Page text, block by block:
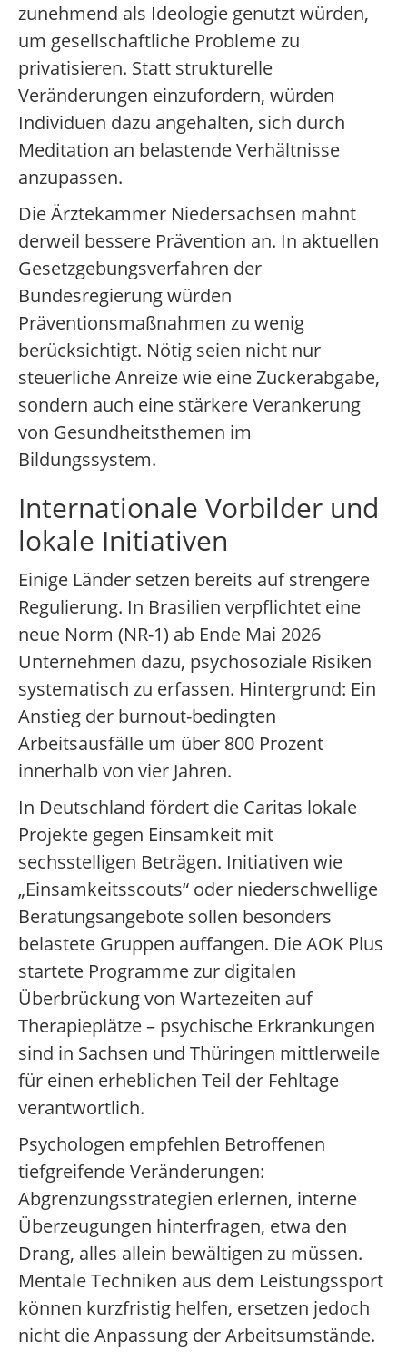
zunehmend als Ideologie genutzt würden,
um gesellschaftliche Probleme zu
privatisieren. Statt strukturelle
Veränderungen einzufordern, würden
Individuen dazu angehalten, sich durch
Meditation an belastende Verhältnisse
anzupassen.
Die Ärztekammer Niedersachsen mahnt
derweil bessere Prävention an. In aktuellen
Gesetzgebungsverfahren der
Bundesregierung würden
Präventionsmaßnahmen zu wenig
berücksichtigt. Nötig seien nicht nur
steuerliche Anreize wie eine Zuckerabgabe,
sondern auch eine stärkere Verankerung
von Gesundheitsthemen im
Bildungssystem.
Internationale Vorbilder und
lokale Initiativen
Einige Länder setzen bereits auf strengere
Regulierung. In Brasilien verpflichtet eine
neue Norm (NR-1) ab Ende Mai 2026
Unternehmen dazu, psychosoziale Risiken
systematisch zu erfassen. Hintergrund: Ein
Anstieg der burnout-bedingten
Arbeitsausfälle um über 800 Prozent
innerhalb von vier Jahren.
In Deutschland fördert die Caritas lokale
Projekte gegen Einsamkeit mit
sechsstelligen Beträgen. Initiativen wie
„Einsamkeitsscouts“ oder niederschwellige
Beratungsangebote sollen besonders
belastete Gruppen auffangen. Die AOK Plus
startete Programme zur digitalen
Überbrückung von Wartezeiten auf
Therapieplätze – psychische Erkrankungen
sind in Sachsen und Thüringen mittlerweile
für einen erheblichen Teil der Fehltage
verantwortlich.
Psychologen empfehlen Betroffenen
tiefgreifende Veränderungen:
Abgrenzungsstrategien erlernen, interne
Überzeugungen hinterfragen, etwa den
Drang, alles allein bewältigen zu müssen.
Mentale Techniken aus dem Leistungssport
können kurzfristig helfen, ersetzen jedoch
nicht die Anpassung der Arbeitsumstände.